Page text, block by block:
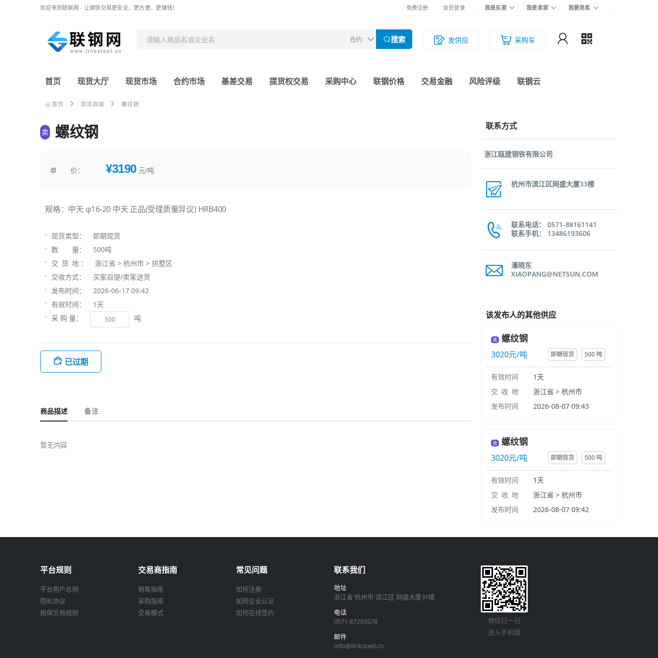
欢迎来到联钢网 - 让钢铁交易更安全、更方便、更赚钱！ 免费注册 会员登录 我是买家 我是卖家 我要竞卖
搜索 发供应 采购车
首页 现货大厅 现货市场 合约市场 基差交易 提货权交易 采购中心 联钢价格 交易金融 风险评级 联钢云
首页 现货商城 螺纹钢
卖 螺纹钢
单 价： ¥3190 元/吨
规格：中天 φ16-20 中天 正品(受理质量异议) HRB400
现货类型： 即期现货
数 量： 500吨
交 货 地 ： 浙江省 > 杭州市 > 拱墅区
交收方式： 买家自提/卖家送货
发布时间： 2026-06-17 09:42
有效时间： 1天
采 购 量： 吨
已过期
商品描述 备注
暂无内容
联系方式
浙江瓯建钢铁有限公司
杭州市滨江区网盛大厦33楼
联系电话： 0571-88161141
联系手机： 13486193606
潘晓东
XIAOPANG@NETSUN.COM
该发布人的其他供应
卖 螺纹钢
3020元/吨 即期现货 500 吨
有效时间
1天
交 收 地
浙江省 > 杭州市
发布时间
2026-08-07 09:43
卖 螺纹钢
3020元/吨 即期现货 500 吨
有效时间
1天
交 收 地
浙江省 > 杭州市
发布时间
2026-08-07 09:42
平台规则
平台用户总则
隐私协议
担保交易规则
交易商指南
销售指南
采购指南
交易模式
常见问题
如何注册
如何企业认证
如何在线签约
联系我们
地址
浙江省 杭州市 滨江区 网盛大厦31楼
电话
0571-87203578
邮件
info@linksteel.cn
微信扫一扫
进入手机版